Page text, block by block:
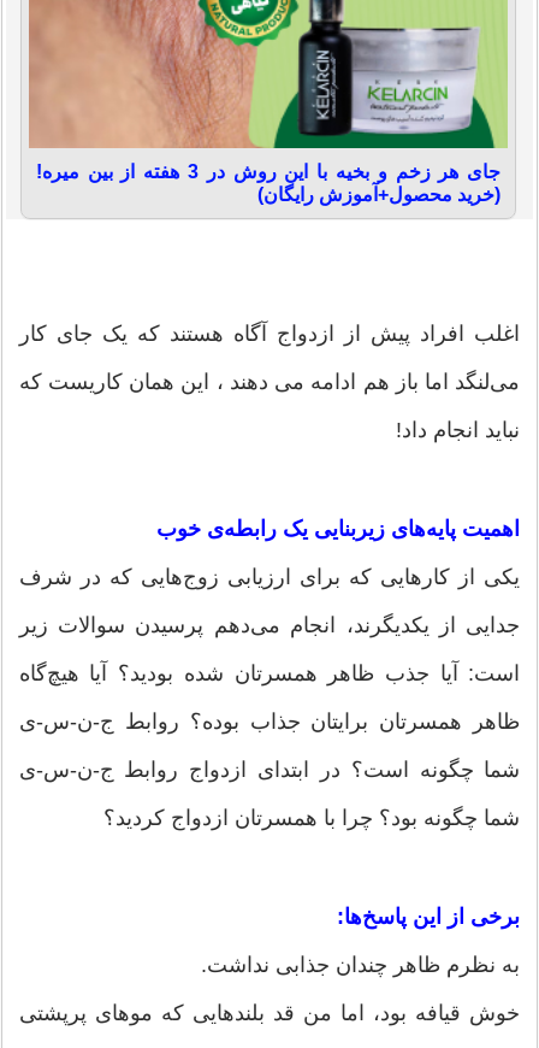
جای هر زخم و بخیه با این روش در 3 هفته از بین میره!
(خرید محصول+آموزش رایگان)
اغلب افراد پیش از ازدواج آگاه هستند که یک جای کار
می‌لنگد اما باز هم ادامه می دهند ، این همان کاریست که
نباید انجام داد!
اهمیت پایه‌های زیربنایی یک رابطه‌ی خوب
یکی از کارهایی که برای ارزیابی زوج‌هایی که در شرف
جدایی از یکدیگرند، انجام می‌دهم پرسیدن سوالات زیر
است: آیا جذب ظاهر همسرتان شده بودید؟ آیا هیچ‌گاه
ظاهر همسرتان برایتان جذاب بوده؟ روابط ج-ن-س-ی
شما چگونه است؟ در ابتدای ازدواج روابط ج-ن-س-ی
شما چگونه بود؟ چرا با همسرتان ازدواج کردید؟
برخی از این پاسخ‌ها:
به نظرم ظاهر چندان جذابی نداشت.
خوش قیافه بود، اما من قد بلندهایی که موهای پرپشتی